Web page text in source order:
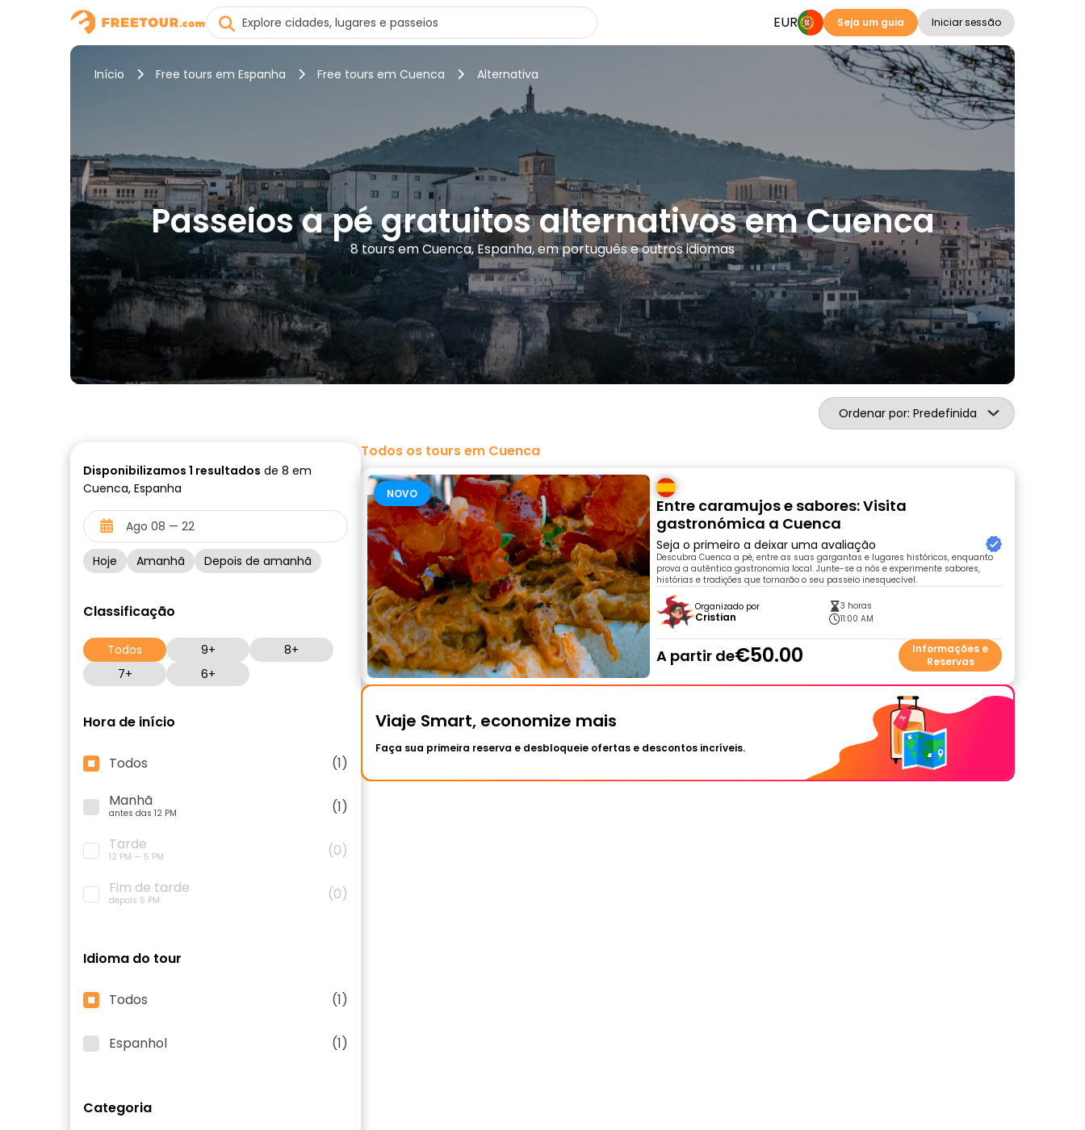
EUR Seja um guia Iniciar sessão
Início Free tours em Espanha Free tours em Cuenca Alternativa
Passeios a pé gratuitos alternativos em Cuenca
8 tours em Cuenca, Espanha, em português e outros idiomas
Ordenar por: Predefinida
Disponibilizamos 1 resultados de 8 em
Cuenca, Espanha
Hoje Amanhã Depois de amanhã
Classificação
Todos 9+
8+
7+
6+
Hora de início
Todos
(1)
Manhã
antes das 12 PM
(1)
Tarde
12 PM — 5 PM
(0)
Fim de tarde
depois 5 PM (0)
Idioma do tour
Todos (1)
Espanhol (1)
Categoria
Todos os tours em Cuenca
NOVO
Entre caramujos e sabores: Visita
gastronómica a Cuenca
Seja o primeiro a deixar uma avaliação
Descubra Cuenca a pé, entre as suas gargantas e lugares históricos, enquanto
prova a autêntica gastronomia local. Junte-se a nós e experimente sabores,
histórias e tradições que tornarão o seu passeio inesquecível.
Organizado por
Cristian
3 horas
11:00 AM
A partir de€50.00
Informações e
Reservas
Viaje Smart, economize mais
Faça sua primeira reserva e desbloqueie ofertas e descontos incríveis.